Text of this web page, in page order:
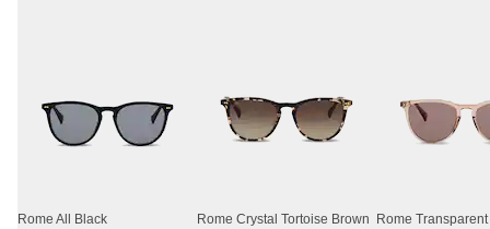
Rome All Black
Rome Crystal Tortoise Brown